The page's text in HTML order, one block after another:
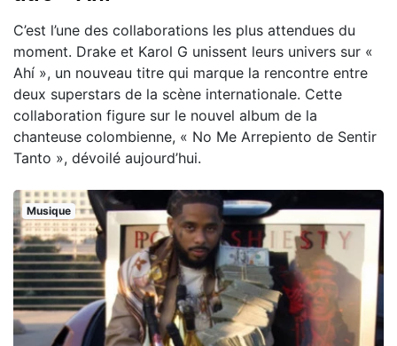
C’est l’une des collaborations les plus attendues du
moment. Drake et Karol G unissent leurs univers sur «
Ahí », un nouveau titre qui marque la rencontre entre
deux superstars de la scène internationale. Cette
collaboration figure sur le nouvel album de la
chanteuse colombienne, « No Me Arrepiento de Sentir
Tanto », dévoilé aujourd’hui.
Musique